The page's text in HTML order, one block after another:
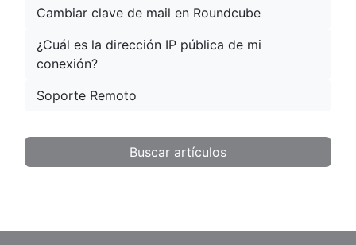
Cambiar clave de mail en Roundcube
¿Cuál es la dirección IP pública de mi
conexión?
Soporte Remoto
Buscar artículos